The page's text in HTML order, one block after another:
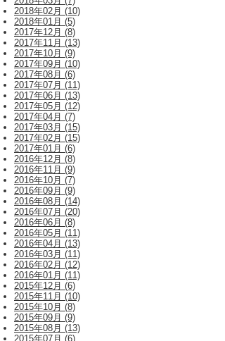
2018年02月 (10)
2018年01月 (5)
2017年12月 (8)
2017年11月 (13)
2017年10月 (9)
2017年09月 (10)
2017年08月 (6)
2017年07月 (11)
2017年06月 (13)
2017年05月 (12)
2017年04月 (7)
2017年03月 (15)
2017年02月 (15)
2017年01月 (6)
2016年12月 (8)
2016年11月 (9)
2016年10月 (7)
2016年09月 (9)
2016年08月 (14)
2016年07月 (20)
2016年06月 (8)
2016年05月 (11)
2016年04月 (13)
2016年03月 (11)
2016年02月 (12)
2016年01月 (11)
2015年12月 (6)
2015年11月 (10)
2015年10月 (8)
2015年09月 (9)
2015年08月 (13)
2015年07月 (6)